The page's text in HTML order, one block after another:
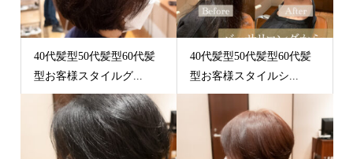
40代髪型50代髪型60代髪
型お客様スタイルグ...
40代髪型50代髪型60代髪
型お客様スタイルシ...